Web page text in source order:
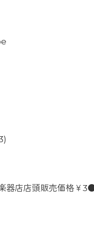
店店頭販売価格￥